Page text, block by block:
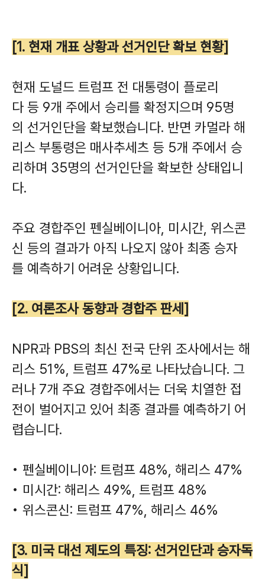
[1. 현재 개표 상황과 선거인단 확보 현황]
현재 도널드 트럼프 전 대통령이 플로리
다 등 9개 주에서 승리를 확정지으며 95명
의 선거인단을 확보했습니다. 반면 카멀라 해
리스 부통령은 매사추세츠 등 5개 주에서 승
리하며 35명의 선거인단을 확보한 상태입니
다.
주요 경합주인 펜실베이니아, 미시간, 위스콘
신 등의 결과가 아직 나오지 않아 최종 승자
를 예측하기 어려운 상황입니다.
[2. 여론조사 동향과 경합주 판세]
NPR과 PBS의 최신 전국 단위 조사에서는 해
리스 51%, 트럼프 47%로 나타났습니다. 그
러나 7개 주요 경합주에서는 더욱 치열한 접
전이 벌어지고 있어 최종 결과를 예측하기 어
렵습니다.
• 펜실베이니아: 트럼프 48%, 해리스 47%
• 미시간: 해리스 49%, 트럼프 48%
• 위스콘신: 트럼프 47%, 해리스 46%
[3. 미국 대선 제도의 특징: 선거인단과 승자독
식]